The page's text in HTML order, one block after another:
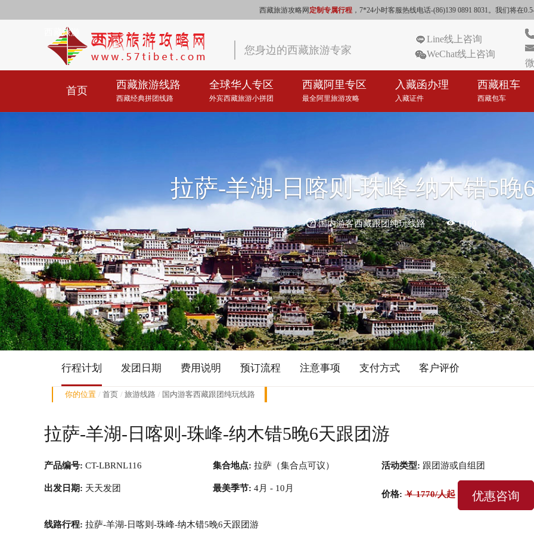
西藏旅游攻略网 定制专属行程，7*24小时客服热线电话-(86)139 0891 8031。我们将在
西藏旅游
您身边的西藏旅游专家
Line线上咨询
WeChat线上咨询
首页 西藏旅游线路
西藏经典拼团线路
全球华人专区
外宾西藏旅游小拼团
西藏阿里专区
最全阿里旅游攻略
入藏函办理
入藏证件
西藏租车
西藏包车
拉萨-羊湖-日喀则-珠峰-纳木错5晚
 国内游客西藏跟团纯玩线路  1160
行程计划 发团日期 费用说明 预订流程 注意事项 支付方式 客户评价
你的位置 首页 旅游线路 国内游客西藏跟团纯玩线路
拉萨-羊湖-日喀则-珠峰-纳木错5晚6天跟团游
产品编号: CT-LBRNL116 集合地点: 拉萨（集合点可议） 活动类型: 跟团游或自组团
出发日期: 天天发团 最美季节: 4月 - 10月
价格: ￥ 1770/人起 优惠咨询
线路行程: 拉萨-羊湖-日喀则-珠峰-纳木错5晚6天跟团游